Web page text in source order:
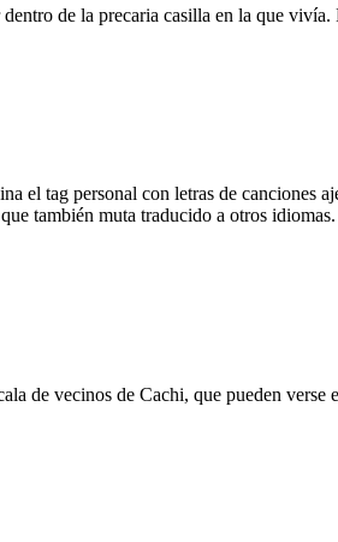
de la precaria casilla en la que
el tag personal con letras de canciones
también muta traducido a otros
de vecinos de Cachi, que pueden verse